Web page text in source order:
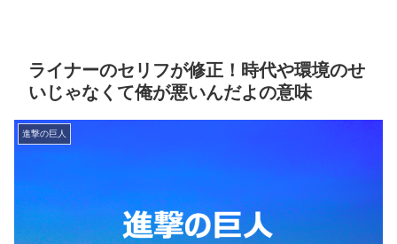
ライナーのセリフが修正！時代や環境のせ
いじゃなくて俺が悪いんだよの意味
進撃の巨人